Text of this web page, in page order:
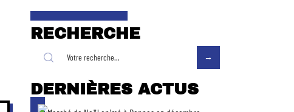
RECHERCHE
DERNIÈRES ACTUS